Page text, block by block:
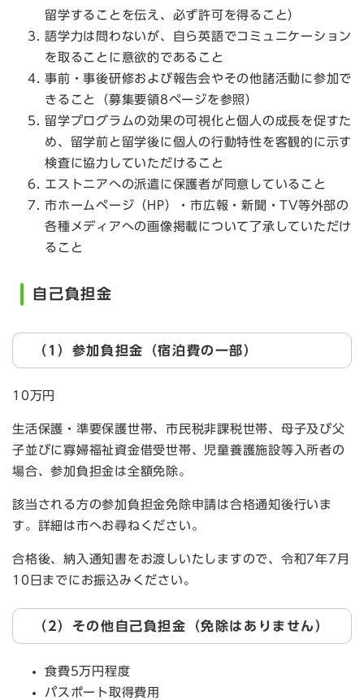
留学することを伝え、必ず許可を得ること）
語学力は問わないが、自ら英語でコミュニケーション
を取ることに意欲的であること
事前・事後研修および報告会やその他諸活動に参加で
きること（募集要領8ページを参照）
留学プログラムの効果の可視化と個人の成長を促すた
め、留学前と留学後に個人の行動特性を客観的に示す
検査に協力していただけること
エストニアへの派遣に保護者が同意していること
市ホームページ（HP）・市広報・新聞・TV等外部の
各種メディアへの画像掲載について了承していただけ
ること
自己負担金
（1）参加負担金（宿泊費の一部）
10万円
生活保護・準要保護世帯、市民税非課税世帯、母子及び父
子並びに寡婦福祉資金借受世帯、児童養護施設等入所者の
場合、参加負担金は全額免除。
該当される方の参加負担金免除申請は合格通知後行いま
す。詳細は市へお尋ねください。
合格後、納入通知書をお渡しいたしますので、令和7年7月
10日までにお振込みください。
（2）その他自己負担金（免除はありません）
食費5万円程度
パスポート取得費用